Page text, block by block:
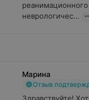
неврологичес...
Марина
Отзыв